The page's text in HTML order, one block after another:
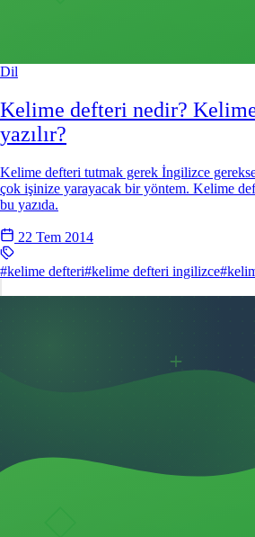
Dil
Kelime defteri nedir?
yazılır?
Kelime defteri tutmak gerek İngilizce
çok işinize yarayacak bir yöntem. Kelime
bu yazıda.
22 Tem 2014
#kelime defteri#kelime defteri ingilizce